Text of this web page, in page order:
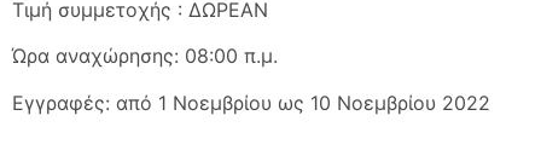
Τιμή συμμετοχής : ΔΩΡΕΑΝ
Ώρα αναχώρησης: 08:00 π.μ.
Εγγραφές: από 1 Νοεμβρίου ως 10 Νοεμβρίου 2022